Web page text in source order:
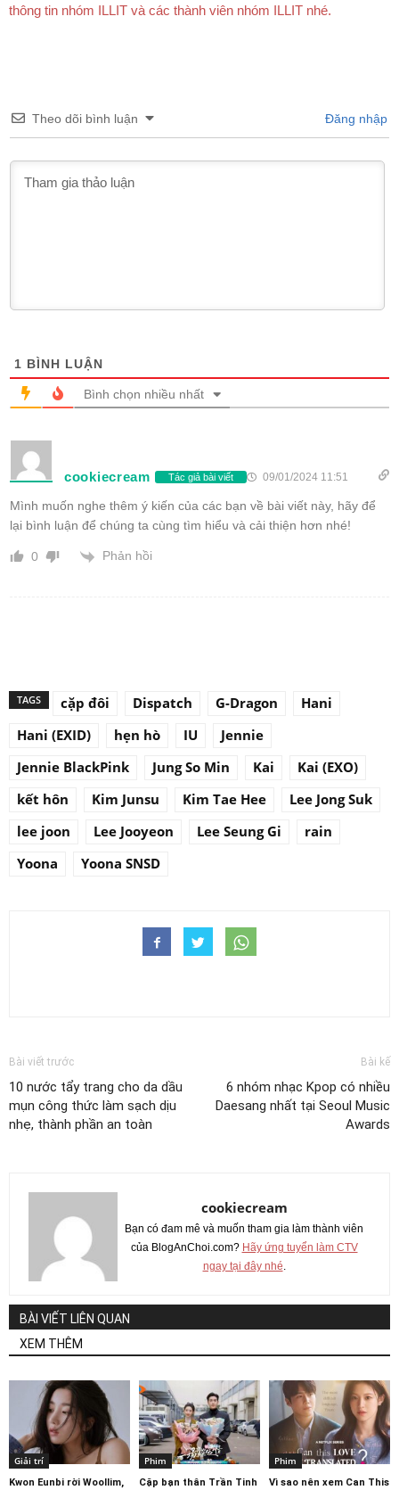
thông tin nhóm ILLIT và các thành viên nhóm ILLIT nhé.
Theo dõi bình luận Đăng nhập
1 BÌNH LUẬN
Bình chọn nhiều nhất
cookiecream Tác giả bài viết 09/01/2024 11:51
Mình muốn nghe thêm ý kiến của các bạn về bài viết này, hãy để
lại bình luận để chúng ta cùng tìm hiểu và cải thiện hơn nhé!
0 Phản hồi
TAGS cặp đôi Dispatch G-Dragon
Hani
Hani (EXID)
hẹn hò IU
Jennie
Jennie BlackPink
Jung So Min Kai
Kai (EXO)
kết hôn
Kim Junsu Kim Tae Hee
Lee Jong Suk
lee joon
Lee Jooyeon Lee Seung Gi
rain
Yoona
Yoona SNSD
Bài viết trước
10 nước tẩy trang cho da dầu
mụn công thức làm sạch dịu
nhẹ, thành phần an toàn
Bài kế
6 nhóm nhạc Kpop có nhiều
Daesang nhất tại Seoul Music
Awards
cookiecream
Bạn có đam mê và muốn tham gia làm thành viên
của BlogAnChoi.com? Hãy ứng tuyển làm CTV
ngay tại đây nhé
BÀI VIẾT LIÊN QUAN
XEM THÊM
Giải trí
Kwon Eunbi rời Woollim,
Phim
Cặp bạn thân Trần Tinh
Phim
Vì sao nên xem Can This